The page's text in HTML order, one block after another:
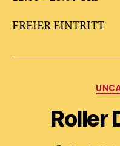
FREIER EINTRITT
Roller